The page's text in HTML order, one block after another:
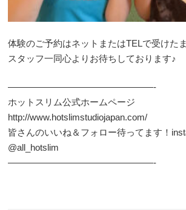
体験のご予約はネットまたはTELで受けた
スタッフ一同心よりお待ちしております♪
————————————————-
ホットスリム公式ホームページ
http://www.hotslimstudiojapan.com/
皆さんのいいね＆フォロー待ってます！
@all_hotslim
————————————————-